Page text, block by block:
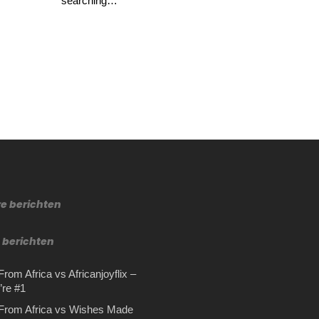
berichten
berichten
Africa vs Africanjoyflix –
#1
Africa vs Wishes Made